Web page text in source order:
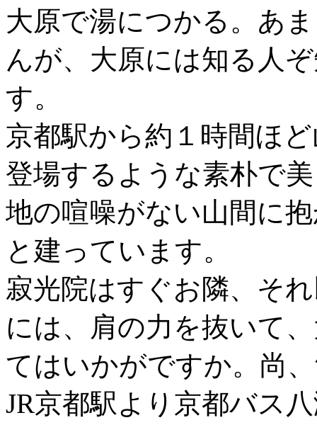
大原で湯につかる。あ
んが、大原には知る人
す。
京都駅から約１時間ほ
登場するような素朴で
地の喧噪がない山間に
と建っています。
寂光院はすぐお隣、そ
には、肩の力を抜いて
てはいかがですか。尚
JR京都駅より京都バス